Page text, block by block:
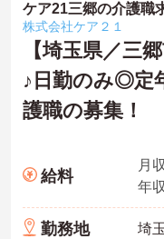
ケア21三郷の介護職
株式会社ケア２１
【埼玉県／三
♪日勤のみ◎定
護職の募集！
給料
勤務地